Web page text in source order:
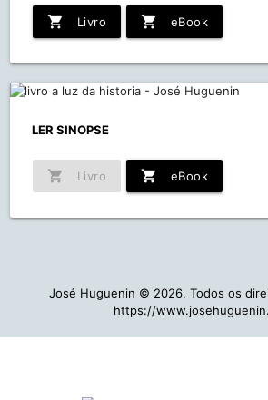
shopping_cart Livro shopping_cart eBook
LER SINOPSE
shopping_cart Livro shopping_cart eBook
José Huguenin © 2026. Todos os
https://